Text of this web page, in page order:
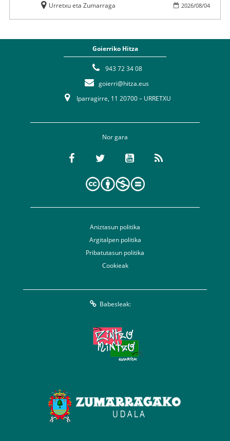
2026/08/04
Urretxu eta Zumarraga
Goierriko Hitza
943 72 34 08
goierri@hitza.eus
Iparragirre, 11 20700 – URRETXU
Nor gara
Aniztasun politika
Argitalpen politika
Pribatutasun politika
Cookieak
Babesleak: